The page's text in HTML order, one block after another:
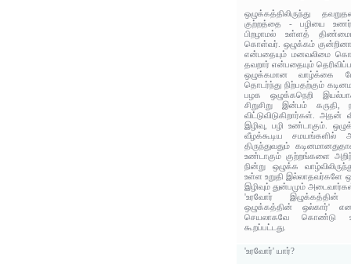
ஒழுக்கத்திலிருந்து
குற்றத்தை - பழியை
பிறழாமல் உள்ளத்
கொள்வர். ஒழுக்கம்
என்பதையும் மனவலிமை
தவறார் என்பதையும்
ஒழுக்கமான வாழ்க்கை
தொடர்ந்து நிற்பதற்கும்
பழக ஒழுக்கநெறி
சிறுசிறு இன்பம்
விட்டுவிடுகிறார்கள்.
இழிவு, பழி உண்டாகும்.
வீழக்கூடிய சமயங்களில்
திருந்துவதும்
உண்டாகும் குற்றங்களை
நின்று ஒழுக்க
உள்ள உறுதி இல்லாதவர்களே
இழிவும் துன்பமும்
'உரவோர் இழுக்கத்தின்
ஒழுக்கத்தின் ஒல்கார்'
செயலாகவே கொண்டு
கூறப்பட்டது.
'உரவோர்' யார்?